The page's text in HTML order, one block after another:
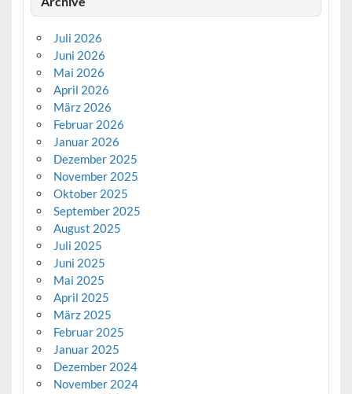
Juli 2026
Juni 2026
Mai 2026
April 2026
März 2026
Februar 2026
Januar 2026
Dezember 2025
November 2025
Oktober 2025
September 2025
August 2025
Juli 2025
Juni 2025
Mai 2025
April 2025
März 2025
Februar 2025
Januar 2025
Dezember 2024
November 2024